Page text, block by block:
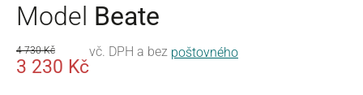
Model Beate
3 230 Kč
4 730 Kč vč. DPH a bez poštovného